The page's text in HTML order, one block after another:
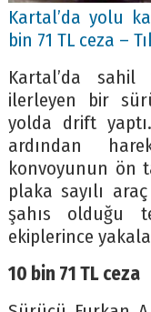
Kartal’da yolu
bin 71 TL ceza –
Kartal’da
ilerleyen bir
yolda drift yaptı.
ardından
konvoyunun ön
plaka sayılı
şahıs olduğu
ekiplerince
10 bin 71 TL ceza